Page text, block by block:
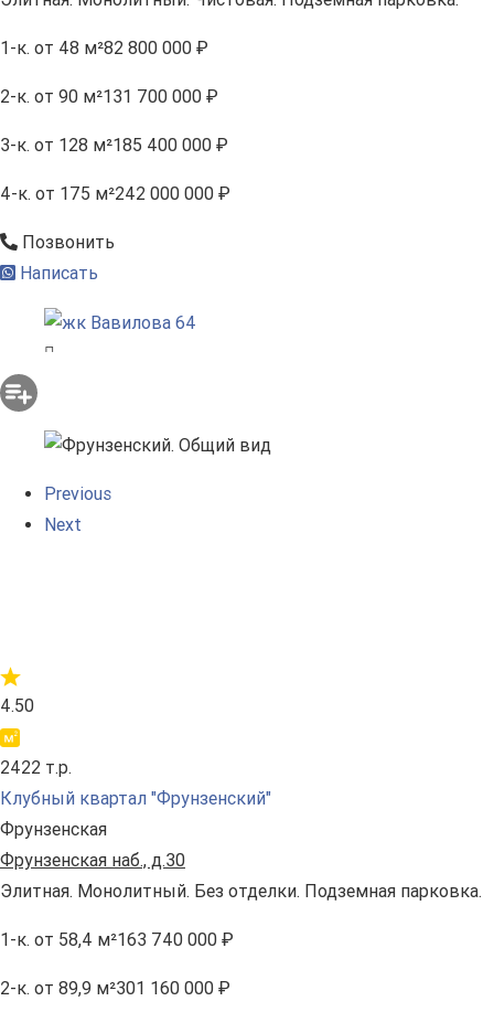
1-к. от 48 м²82 800 000 ₽
2-к. от 90 м²131 700 000 ₽
3-к. от 128 м²185 400 000 ₽
4-к. от 175 м²242 000 000 ₽
Позвонить
Написать
Previous
Next
4.50
2422 т.р.
Клубный квартал "Фрунзенский"
Фрунзенская
Фрунзенская наб., д.30
Элитная. Монолитный. Без отделки. Подземная парковка.
1-к. от 58,4 м²163 740 000 ₽
2-к. от 89,9 м²301 160 000 ₽